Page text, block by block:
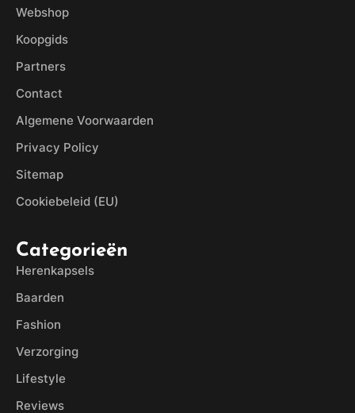
Webshop
Koopgids
Partners
Contact
Algemene Voorwaarden
Privacy Policy
Sitemap
Cookiebeleid (EU)
Categorieën
Herenkapsels
Baarden
Fashion
Verzorging
Lifestyle
Reviews